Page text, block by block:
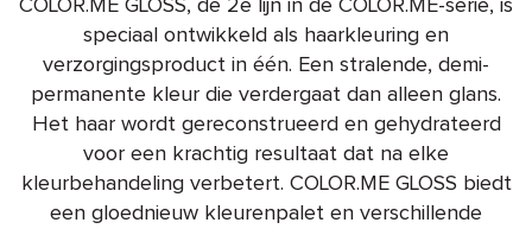
COLOR.ME GLOSS, de 2e lijn in de COLOR.ME-serie, is
speciaal ontwikkeld als haarkleuring en
verzorgingsproduct in één. Een stralende, demi-
permanente kleur die verdergaat dan alleen glans.
Het haar wordt gereconstrueerd en gehydrateerd
voor een krachtig resultaat dat na elke
kleurbehandeling verbetert. COLOR.ME GLOSS biedt
een gloednieuw kleurenpalet en verschillende